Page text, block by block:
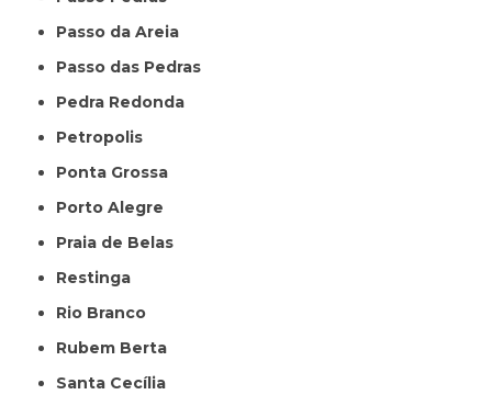
Passo da Areia
Passo das Pedras
Pedra Redonda
Petropolis
Ponta Grossa
Porto Alegre
Praia de Belas
Restinga
Rio Branco
Rubem Berta
Santa Cecília